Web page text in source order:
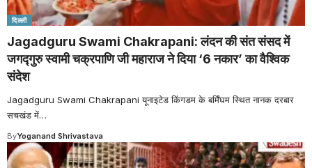
दिल्ली
Jagadguru Swami Chakrapani: लंदन की संत संसद में
जगद्गुरु स्वामी चक्रपाणि जी महाराज ने दिया ‘6 नकार’ का वैश्विक
संदेश
Jagadguru Swami Chakrapani यूनाइटेड किंगडम के बर्मिंघम स्थित नानक दरबार
सचखंड में…
ByYoganand Shrivastava